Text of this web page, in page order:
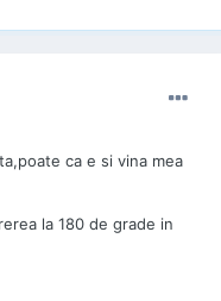
ca e si vina mea
la 180 de grade in